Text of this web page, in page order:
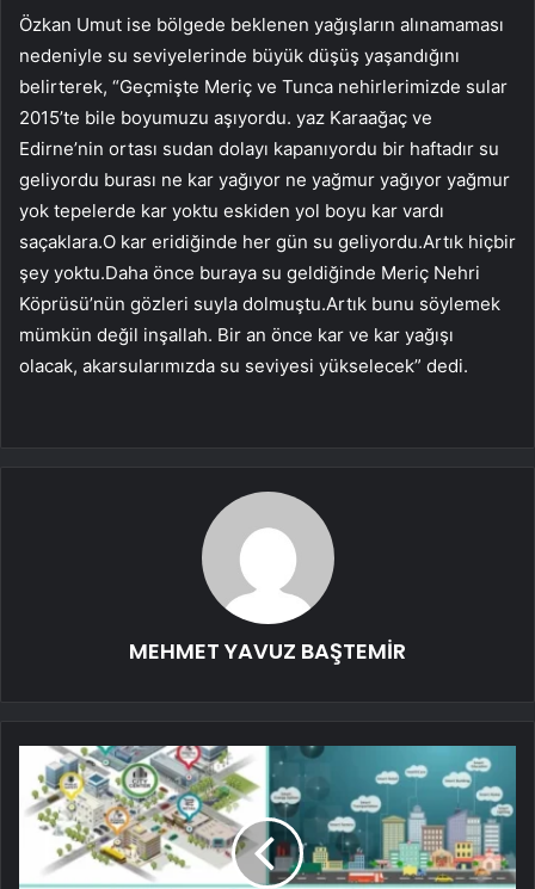
Özkan Umut ise bölgede beklenen yağışların alınamaması
nedeniyle su seviyelerinde büyük düşüş yaşandığını
belirterek, “Geçmişte Meriç ve Tunca nehirlerimizde sular
2015’te bile boyumuzu aşıyordu. yaz Karaağaç ve
Edirne’nin ortası sudan dolayı kapanıyordu bir haftadır su
geliyordu burası ne kar yağıyor ne yağmur yağıyor yağmur
yok tepelerde kar yoktu eskiden yol boyu kar vardı
saçaklara.O kar eridiğinde her gün su geliyordu.Artık hiçbir
şey yoktu.Daha önce buraya su geldiğinde Meriç Nehri
Köprüsü’nün gözleri suyla dolmuştu.Artık bunu söylemek
mümkün değil inşallah. Bir an önce kar ve kar yağışı
olacak, akarsularımızda su seviyesi yükselecek” dedi.
MEHMET YAVUZ BAŞTEMİR